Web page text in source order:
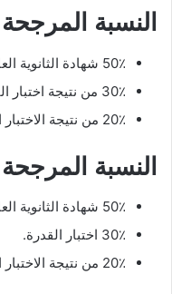
النسبة
50٪ شهادة الثانوية العامة.
30٪ من نتيجة اختبار القدرات.
20٪ من نتيجة الاختبار التحصيلي.
النسبة
50٪ شهادة الثانوية العامة.
30٪ اختبار القدرة.
20٪ من نتيجة الاختبار التحصيلي.